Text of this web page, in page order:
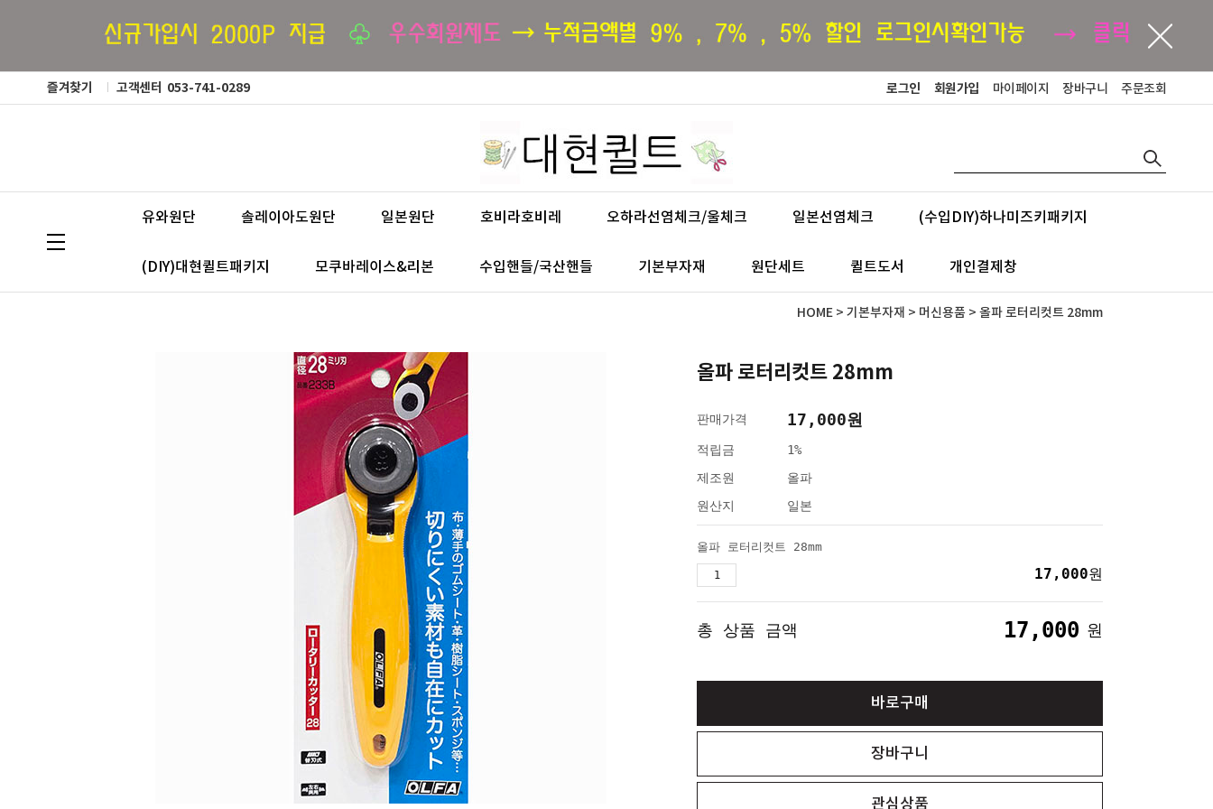
즐겨찾기 고객센터 053-741-0289 로그인 회원가입 마이페이지 장바구니 주문조회
유와원단 솔레이아도원단 일본원단 호비라호비레 오하라선염체크/울체크 일본선염체크 (수입DIY)하나미즈키패키지
(DIY)대현퀼트패키지 모쿠바레이스&리본 수입핸들/국산핸들 기본부자재 원단세트 퀼트도서 개인결제창
HOME > 기본부자재 > 머신용품 > 올파 로터리컷트 28mm
올파 로터리컷트 28mm
판매가격 17,000원
적립금
1%
제조원
올파
원산지
일본
올파 로터리컷트 28mm
17,000원
총 상품 금액 17,000 원
바로구매
장바구니
관심상품